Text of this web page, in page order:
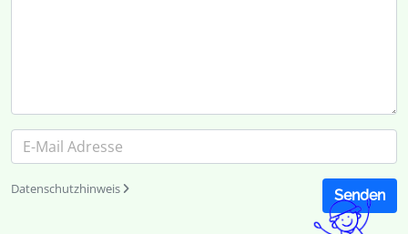
Datenschutzhinweis Senden